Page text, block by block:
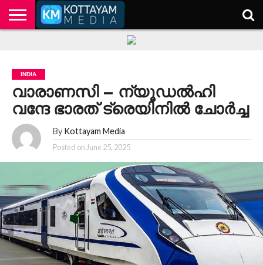
INDIA
വാരാണസി – ന്യൂഡൽഹി
വന്ദേ ഭാരത് ട്രെയിനിൽ ചോർച്ച
By Kottayam Media
Posted on June 25, 2025